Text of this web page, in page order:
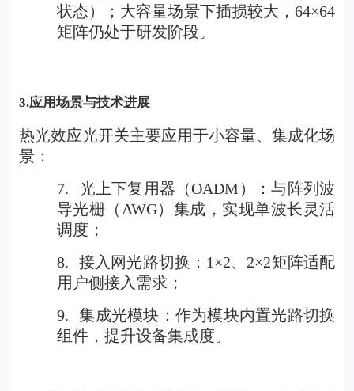
状态）；大容量场景下插损较大，64×64
矩阵仍处于研发阶段。
3.应用场景与技术进展
热光效应光开关主要应用于小容量、集成化场
景：
7.
光上下复用器（OADM）：与阵列波
导光栅（AWG）集成，实现单波长灵活
调度；
8.
接入网光路切换：1×2、2×2矩阵适配
用户侧接入需求；
9.
集成光模块：作为模块内置光路切换
组件，提升设备集成度。